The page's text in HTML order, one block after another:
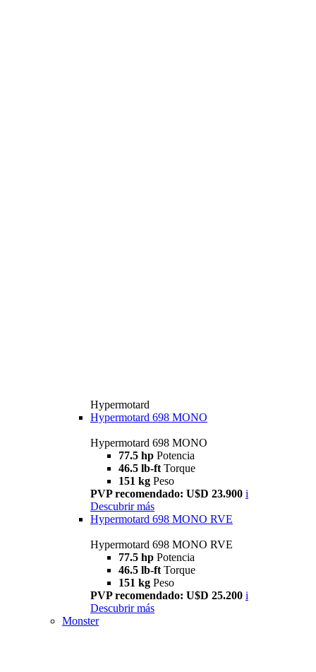
Hypermotard
Hypermotard 698 MONO
Hypermotard 698 MONO
77.5 hp Potencia
46.5 lb-ft Torque
151 kg Peso
PVP recomendado: U$D 23.900 i
Descubrir más
Hypermotard 698 MONO RVE
Hypermotard 698 MONO RVE
77.5 hp Potencia
46.5 lb-ft Torque
151 kg Peso
PVP recomendado: U$D 25.200 i
Descubrir más
Monster